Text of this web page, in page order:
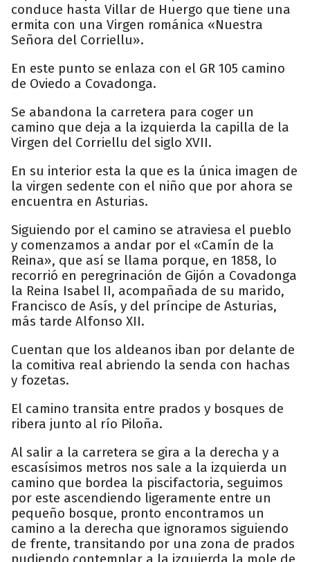
conduce hasta Villar de Huergo que tiene una
ermita con una Virgen románica «Nuestra
Señora del Corriellu».
En este punto se enlaza con el GR 105 camino
de Oviedo a Covadonga.
Se abandona la carretera para coger un
camino que deja a la izquierda la capilla de la
Virgen del Corriellu del siglo XVII.
En su interior esta la que es la única imagen de
la virgen sedente con el niño que por ahora se
encuentra en Asturias.
Siguiendo por el camino se atraviesa el pueblo
y comenzamos a andar por el «Camín de la
Reina», que así se llama porque, en 1858, lo
recorrió en peregrinación de Gijón a Covadonga
la Reina Isabel II, acompañada de su marido,
Francisco de Asís, y del príncipe de Asturias,
más tarde Alfonso XII.
Cuentan que los aldeanos iban por delante de
la comitiva real abriendo la senda con hachas
y fozetas.
El camino transita entre prados y bosques de
ribera junto al río Piloña.
Al salir a la carretera se gira a la derecha y a
escasísimos metros nos sale a la izquierda un
camino que bordea la piscifactoria, seguimos
por este ascendiendo ligeramente entre un
pequeño bosque, pronto encontramos un
camino a la derecha que ignoramos siguiendo
de frente, transitando por una zona de prados
pudiendo contemplar a la izquierda la mole de